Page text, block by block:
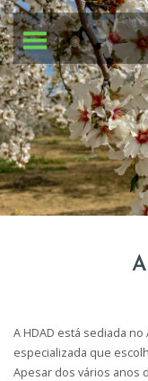
A HDAD está sediada
especializada que
Apesar dos vários anos